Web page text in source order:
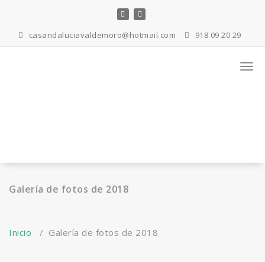
casandaluciavaldemoro@hotmail.com 918 09 20 29
Galería de fotos de 2018
Inicio / Galería de fotos de 2018